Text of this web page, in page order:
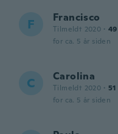
F Francisco
Tilmeldt 2020 · 49
for ca. 5 år siden
C Carolina
Tilmeldt 2020 · 51
for ca. 5 år siden